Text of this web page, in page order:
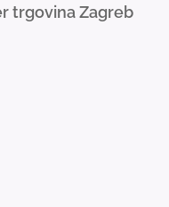
trgovina Zagreb